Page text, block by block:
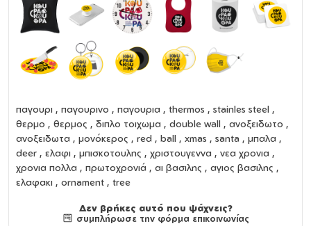
παγουρι , παγουρινο , παγουρια , thermos , stainles steel ,
θερμο , θερμος , διπλο τοιχωμα , double wall , ανοξειδωτο ,
ανοξειδωτα , μονόκερος , red , ball , xmas , santa , μπαλα ,
deer , ελαφι , μπισκοτουλης , χριστουγεννα , νεα χρονια ,
χρονια πολλα , πρωτοχρονιά , αι βασιλης , αγιος βασιλης ,
ελαφακι , ornament , tree
Δεν βρήκες αυτό που ψάχνεις?
συμπλήρωσε την φόρμα επικοινωνίας